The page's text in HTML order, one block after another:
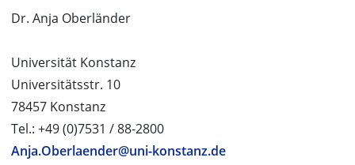
Dr. Anja Oberländer
Universität Konstanz
Universitätsstr. 10
78457 Konstanz
Tel.: +49 (0)7531 / 88-2800
Anja.Oberlaender@uni-konstanz.de